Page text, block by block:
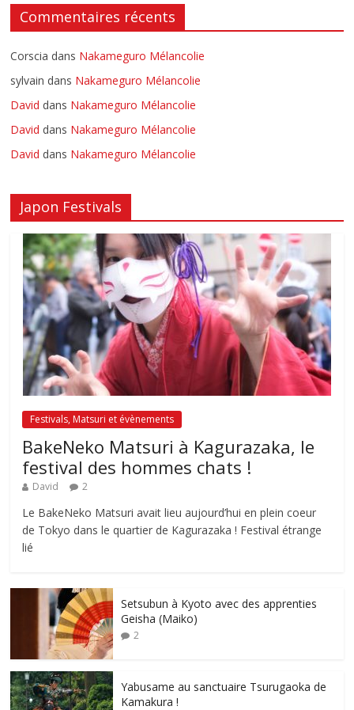
Commentaires récents
Corscia dans Nakameguro Mélancolie
sylvain dans Nakameguro Mélancolie
David dans Nakameguro Mélancolie
David dans Nakameguro Mélancolie
David dans Nakameguro Mélancolie
Japon Festivals
Festivals, Matsuri et évènements
BakeNeko Matsuri à Kagurazaka, le
festival des hommes chats !
David 2
Le BakeNeko Matsuri avait lieu aujourd’hui en plein coeur
de Tokyo dans le quartier de Kagurazaka ! Festival étrange
lié
Setsubun à Kyoto avec des apprenties
Geisha (Maiko)
2
Yabusame au sanctuaire Tsurugaoka de
Kamakura !